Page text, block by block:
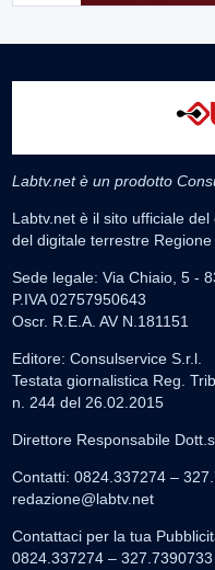
Labtv.net è un prodotto
Labtv.net è il sito ufficiale
del digitale terrestre
Sede legale: Via Chiaio, 5 -
P.IVA 02757950643
Oscr. R.E.A. AV N.181151
Editore: Consulservice S.r.l.
Testata giornalistica Reg.
n. 244 del 26.02.2015
Direttore Responsabile
Contatti: 0824.337274 –
redazione@labtv.net
Contattaci per la tua
0824.337274 – 327.7390733